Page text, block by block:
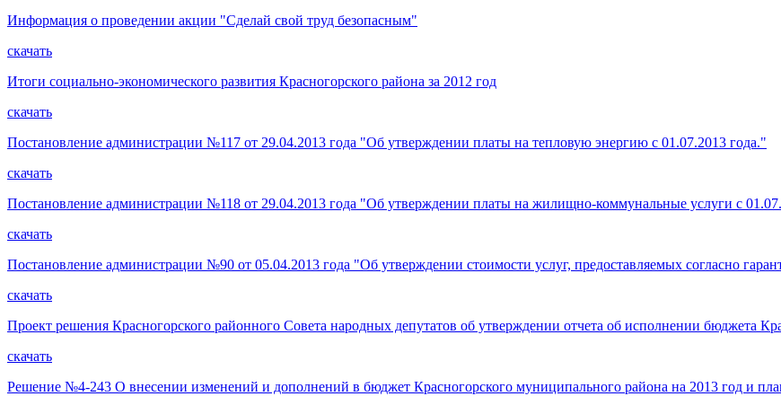
Информация о проведении акции "Сделай свой труд безопасным"
скачать
Итоги социально-экономического развития Красногорского района за 2012 год
скачать
Постановление администрации №117 от 29.04.2013 года "Об утверждении платы на тепловую энергию с 01.07.2013 года."
скачать
Постановление администрации №118 от 29.04.2013 года "Об утверждении платы на жилищно-коммунальные услуги с
скачать
Постановление администрации №90 от 05.04.2013 года "Об утверждении стоимости услуг, предоставляемых согласно
скачать
Проект решения Красногорского районного Совета народных депутатов об утверждении отчета об исполнении бюджета
скачать
Решение №4-243 О внесении изменений и дополнений в бюджет Красногорского муниципального района на 2013 год и